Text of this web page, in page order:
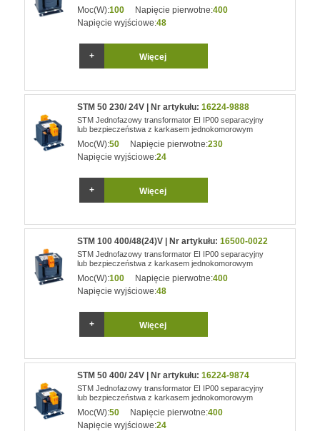
Moc(W):100 Napięcie pierwotne:400
Napięcie wyjściowe:48
Więcej
STM 50 230/ 24V | Nr artykułu:16224-9888
STM Jednofazowy transformator EI IP00 separacyjny
lub bezpieczeństwa z karkasem jednokomorowym
Moc(W):50 Napięcie pierwotne:230
Napięcie wyjściowe:24
Więcej
STM 100 400/48(24)V | Nr artykułu:16500-0022
STM Jednofazowy transformator EI IP00 separacyjny
lub bezpieczeństwa z karkasem jednokomorowym
Moc(W):100 Napięcie pierwotne:400
Napięcie wyjściowe:48
Więcej
STM 50 400/ 24V | Nr artykułu:16224-9874
STM Jednofazowy transformator EI IP00 separacyjny
lub bezpieczeństwa z karkasem jednokomorowym
Moc(W):50 Napięcie pierwotne:400
Napięcie wyjściowe:24